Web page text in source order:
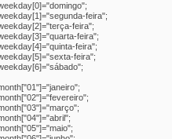
feira";
feira";
feira";
feira";
feira";